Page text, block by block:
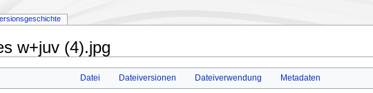
w+juv (4).jpg
Datei Dateiversionen Dateiverwendung Metadaten